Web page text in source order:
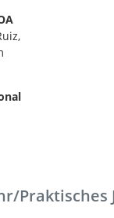
Praktisches